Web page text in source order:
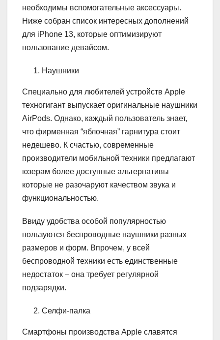
необходимы вспомогательные аксессуары.
Ниже собран список интересных дополнений
для iPhone 13, которые оптимизируют
пользование девайсом.
Наушники
Специально для любителей устройств Apple
техногигант выпускает оригинальные наушники
AirPods. Однако, каждый пользователь знает,
что фирменная “яблочная” гарнитура стоит
недешево. К счастью, современные
производители мобильной техники предлагают
юзерам более доступные альтернативы
которые не разочаруют качеством звука и
функциональностью.
Ввиду удобства особой популярностью
пользуются беспроводные наушники разных
размеров и форм. Впрочем, у всей
беспроводной техники есть единственные
недостаток – она требует регулярной
подзарядки.
Селфи-палка
Смартфоны производства Apple славятся